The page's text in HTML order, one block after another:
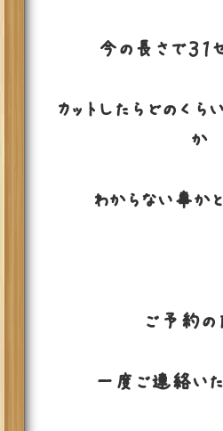
今の長さで３１
カットしたらどのくら
か
わからない事か
ご予約の
一度ご連絡いた